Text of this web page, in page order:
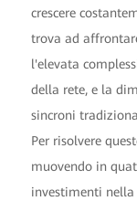
crescere
trova ad
l'elevata
della rete, e la
sincroni
Per risolvere
muovendo in
investimenti nella